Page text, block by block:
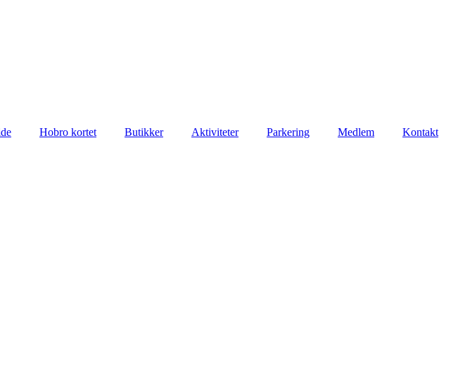
Hobro kortet Butikker Aktiviteter Parkering Medlem
Kontakt